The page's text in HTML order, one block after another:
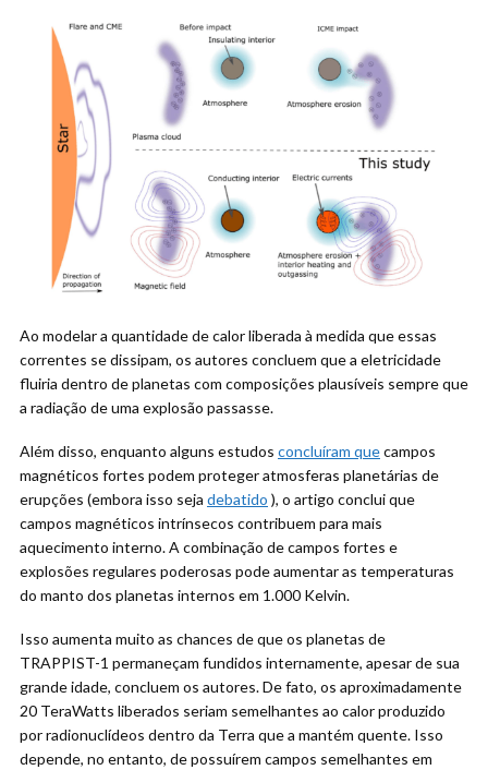
Ao modelar a quantidade de calor liberada à medida que essas
correntes se dissipam, os autores concluem que a eletricidade
fluiria dentro de planetas com composições plausíveis sempre que
a radiação de uma explosão passasse.
Além disso, enquanto alguns estudos concluíram quecampos
magnéticos fortes podem proteger atmosferas planetárias de
erupções (embora isso seja debatido ), o artigo conclui que
campos magnéticos intrínsecos contribuem para mais
aquecimento interno. A combinação de campos fortes e
explosões regulares poderosas pode aumentar as temperaturas
do manto dos planetas internos em 1.000 Kelvin.
Isso aumenta muito as chances de que os planetas de
TRAPPIST-1 permaneçam fundidos internamente, apesar de sua
grande idade, concluem os autores. De fato, os aproximadamente
20 TeraWatts liberados seriam semelhantes ao calor produzido
por radionuclídeos dentro da Terra que a mantém quente. Isso
depende, no entanto, de possuírem campos semelhantes em